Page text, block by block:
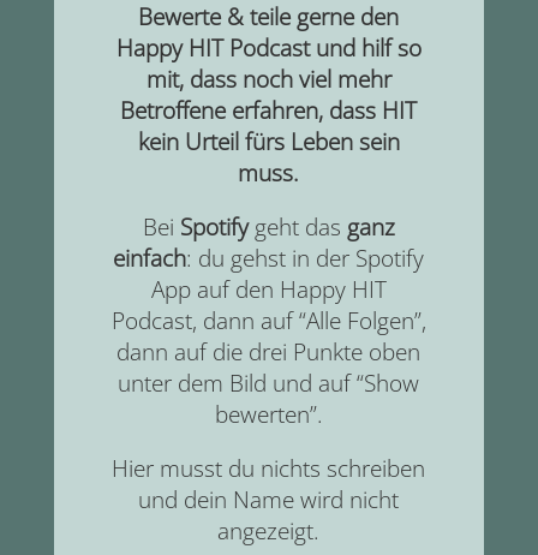
Bewerte & teile gerne den
Happy HIT Podcast und hilf so
mit, dass noch viel mehr
Betroffene erfahren, dass HIT
kein Urteil fürs Leben sein
muss.
Bei Spotifygeht das ganz
einfach: du gehst in der Spotify
App auf den Happy HIT
Podcast, dann auf “Alle Folgen”,
dann auf die drei Punkte oben
unter dem Bild und auf “Show
bewerten”.
Hier musst du nichts schreiben
und dein Name wird nicht
angezeigt.